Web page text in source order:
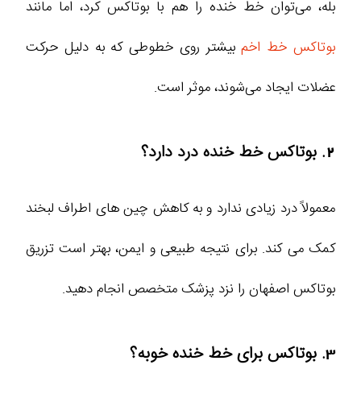
بله، می‌توان خط خنده را هم با بوتاکس کرد، اما مانند
بوتاکس خط اخمبیشتر روی خطوطی که به دلیل حرکت
عضلات ایجاد می‌شوند، موثر است.
2. بوتاکس خط خنده درد دارد؟
معمولاً درد زیادی ندارد و به کاهش چین‌ های اطراف لبخند
کمک می‌ کند. برای نتیجه طبیعی و ایمن، بهتر است تزریق
بوتاکس اصفهان را نزد پزشک متخصص انجام دهید.
3. بوتاکس برای خط خنده خوبه؟